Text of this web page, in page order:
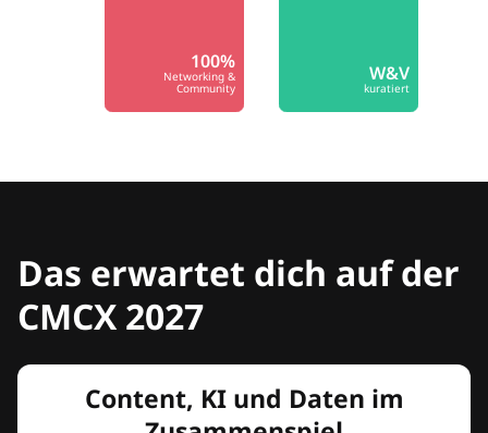
100%
Networking &
Community
W&V
kuratiert
Das erwartet dich auf der
CMCX 2027
Content, KI und Daten im